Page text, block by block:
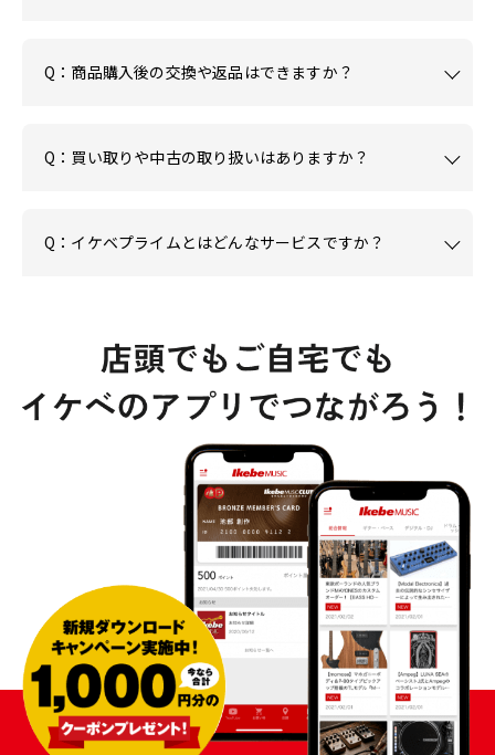
Q：商品購入後の交換や返品はできますか？
Q：買い取りや中古の取り扱いはありますか？
Q：イケベプライムとはどんなサービスですか？